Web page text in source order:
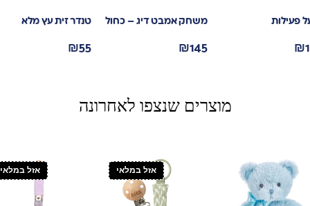
פעילות
₪
משחק אמבט דיג – כחול
₪145
טנדר זית עץ מלא
₪55
מוצרים שנצפו לאחרונה
אזל במלאי אזל במלאי